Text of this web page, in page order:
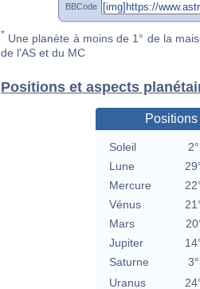
BBCode
* Une planète à moins de 1° de la
de l'AS et du MC
Positions et aspects
Soleil
Lune
Mercure
Vénus
Mars
Jupiter
Saturne
Uranus